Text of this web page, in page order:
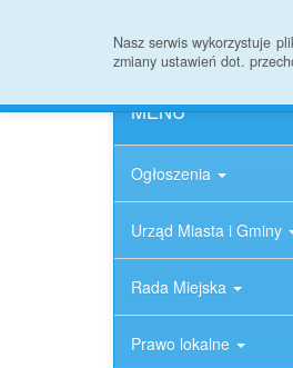
Nasz serwis wykorzystuje
zmiany ustawień dot.
MENU
Ogłoszenia
Urząd Miasta i Gminy
Rada Miejska
Prawo lokalne